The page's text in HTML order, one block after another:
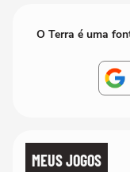
O Terra é uma
MEUS JOGOS